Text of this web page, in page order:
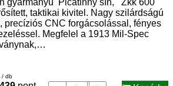
gyármányú Picatinny sín, Zkk 600
taktikai kivitel. Nagy szilárdságú
precíziós CNC forgácsolással, fényes
Megfelel a 1913 Mil-Spec
/ db